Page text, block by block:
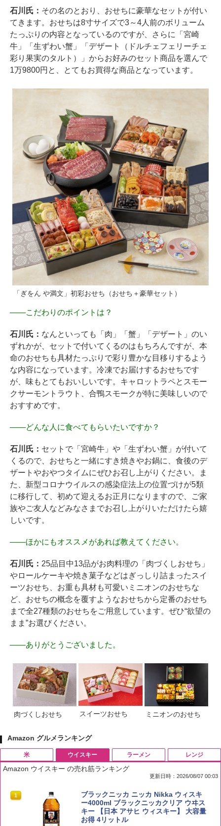
石川氏： その名のとおり、おせちに豪華なセットが付い
てきます。おせちは8寸サイズで3～4人前のボリューム
たっぷりの内容となっているのですが、さらに「宮崎
牛」「生ずわい蟹」「デザート（ドルチェフェリーチェ
彩り果実のタルト）」からお好みのセット商品を選んで
1万9800円と、とてもお買得な商品となっています。
「ぎをん や満文」初彩おせち（おせち＋豪華セット）
――こだわりのポイントは？
石川氏： なんといっても「肉」「蟹」「デザート」のい
ずれかが、セットで付いてくるのはもちろんですが、本
命のおせちも具材たっぷりで彩り豊かな目移りするよう
な内容になっています。冷凍でお届けするおせちです
が、味もとてもおいしいです。キャロットラペとスモー
クサーモントラウト、合鴨スモークが特に美味しいので
おすすめです。
――どんな人に食べてもらいたいですか？
石川氏： セットで「宮崎牛」や「生ずわい蟹」が付いて
くるので、おせちと一緒にすき焼きやお鍋に、食後のデ
ザートやおやつタイムにぜひお召し上がりください。ま
た、新型コロナウイルスの感染症法上の位置づけが5類
に移行して、初めて迎えるお正月になりますので、ご家
族やご友人などみなさまでお召し上がりいただけたら嬉
しいです。
――ほかにもオススメがあれば教えてください。
石川氏： 25品目中13品がお肉料理の「肉づくしおせち」
やロールケーキや焼き菓子などはぎっしり詰まったスイ
ーツおせち、お重も具材も可愛いミニオンのおせちな
ど、おせちの概念を覆すようなおせちから定番のおせち
まで全27種類のおせちをご用意しています。ぜひ“欲望の
まま”お選びください。
――ありがとうございました。
肉づくしおせち スイーツおせち ミニオンのおせち
Amazon グルメランキング
米
1 by Amazon 国産ブレンド米 精米 5kg
￥2,650
ウイスキー
Amazon ウイスキー の売れ筋ランキング
更新日時：2026/08/07 00:03
1
ブラックニッカ ニッカ Nikka ウィスキ
ー4000ml ブラックニッカクリア ウヰス
キー 【日本 アサヒ ウィスキー】 大容量
お得 4リットル
ラーメン レンジ